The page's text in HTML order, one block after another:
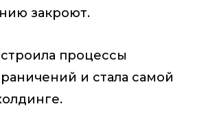
закроют.
процессы
и стала самой